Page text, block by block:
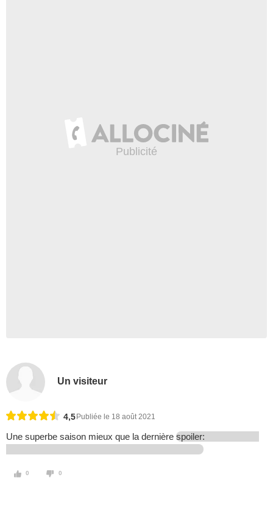
Un visiteur
4,5 Publiée le 18 août 2021
Une superbe saison mieux que la dernière spoiler:
0 0